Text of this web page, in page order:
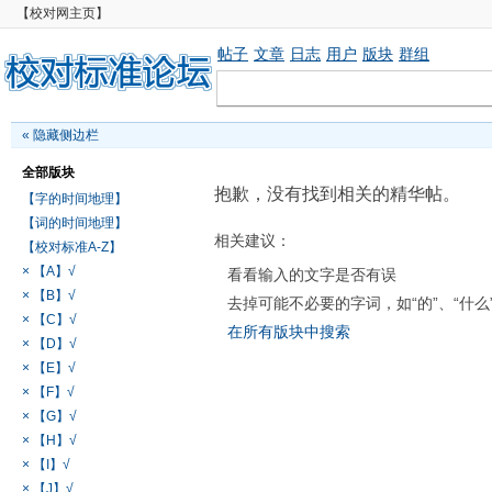
【校对网主页】
帖子 文章 日志 用户 版块 群组
« 隐藏侧边栏
全部版块
【字的时间地理】
【词的时间地理】
【校对标准A-Z】
× 【A】√
× 【B】√
× 【C】√
× 【D】√
× 【E】√
× 【F】√
× 【G】√
× 【H】√
× 【I】√
× 【J】√
抱歉，没有找到相关的精华帖。
相关建议：
看看输入的文字是否有误
去掉可能不必要的字词，如“的”、“什么
在所有版块中搜索